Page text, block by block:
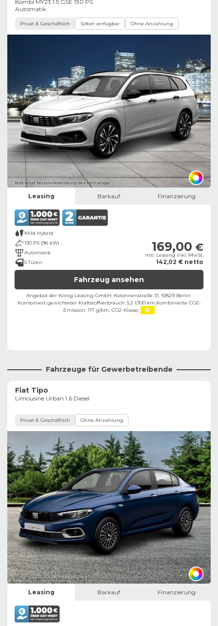
Kombi MY23 1.5 GSE 130 PS
Automatik
Privat & Geschäftlich Sofort verfügbar Ohne Anzahlung
Bild zeigt Beispielabbildung des Fahrzeugs
Leasing Barkauf Finanzierung
Mild-Hybrid
130 PS (96 kW)
Automatik
5 Türen
169,00 €
mtl. Leasing inkl. MwSt.
142,02 € netto
Fahrzeug ansehen
Angebot der König Leasing GmbH, Kolonnenstraße 31, 10829 Berlin ​
Kombiniert gewichteter Kraftstoffverbrauch: 5,2 l/100 km,Kombinierte CO2-
Emission: 117 g/km, CO2-Klasse: D
Fahrzeuge für Gewerbetreibende
Fiat Tipo
Limousine Urban 1.6 Diesel
Privat & Geschäftlich Ohne Anzahlung
Bild zeigt Beispielabbildung des Fahrzeugs
Leasing Barkauf Finanzierung